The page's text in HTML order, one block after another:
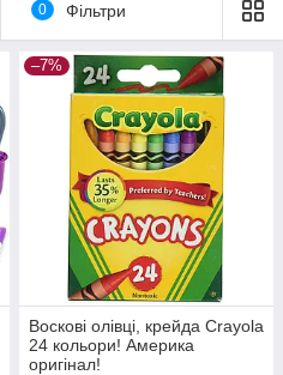
0 Фільтри
–7%
Воскові олівці, крейда Crayola
24 кольори! Америка
оригінал!